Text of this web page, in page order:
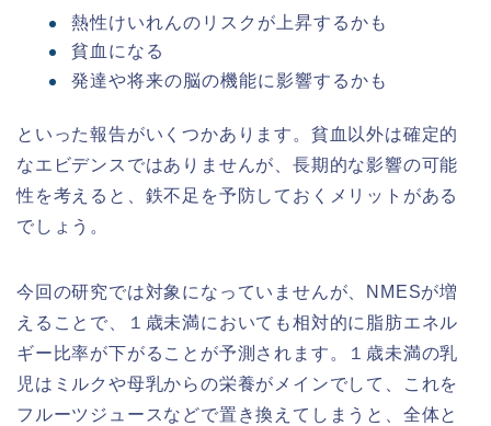
熱性けいれんのリスクが上昇するかも
貧血になる
発達や将来の脳の機能に影響するかも
といった報告がいくつかあります。貧血以外は確定的
なエビデンスではありませんが、長期的な影響の可能
性を考えると、鉄不足を予防しておくメリットがある
でしょう。
今回の研究では対象になっていませんが、NMESが増
えることで、１歳未満においても相対的に脂肪エネル
ギー比率が下がることが予測されます。１歳未満の乳
児はミルクや母乳からの栄養がメインでして、これを
フルーツジュースなどで置き換えてしまうと、全体と